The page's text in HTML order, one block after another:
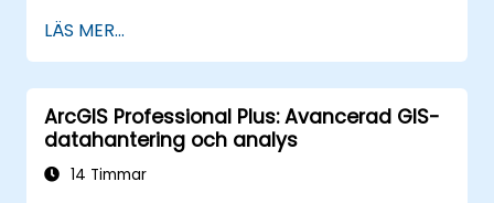
Skapa kartor och visualiseringar.
LÄS MER...
ArcGIS Professional Plus: Avancerad GIS-
datahantering och analys
14 Timmar